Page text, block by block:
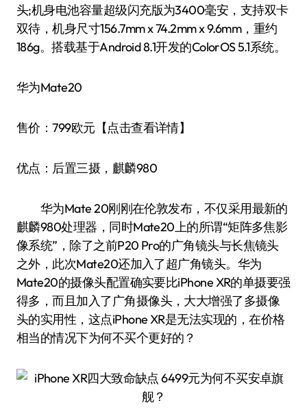
头;机身电池容量超级闪充版为3400毫安，支持双卡
双待，机身尺寸156.7mm x 74.2mm x 9.6mm，重约
186g。搭载基于Android 8.1开发的ColorOS 5.1系统。
华为Mate20
售价：799欧元【点击查看详情】
优点：后置三摄，麒麟980
华为Mate 20刚刚在伦敦发布，不仅采用最新的
麒麟980处理器，同时Mate20上的所谓“矩阵多焦影
像系统”，除了之前P20 Pro的广角镜头与长焦镜头
之外，此次Mate20还加入了超广角镜头。华为
Mate20的摄像头配置确实要比iPhone XR的单摄要强
得多，而且加入了广角摄像头，大大增强了多摄像
头的实用性，这点iPhone XR是无法实现的，在价格
相当的情况下为何不买个更好的？